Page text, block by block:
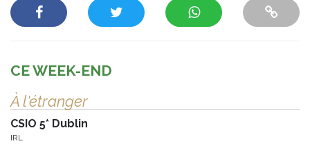
CE WEEK-END
À l'étranger
CSIO 5* Dublin
IRL